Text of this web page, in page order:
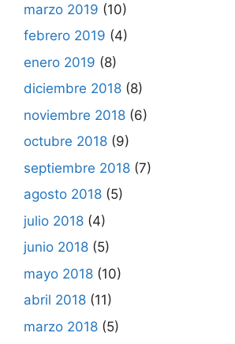
marzo 2019 (10)
febrero 2019 (4)
enero 2019 (8)
diciembre 2018 (8)
noviembre 2018 (6)
octubre 2018 (9)
septiembre 2018 (7)
agosto 2018 (5)
julio 2018 (4)
junio 2018 (5)
mayo 2018 (10)
abril 2018 (11)
marzo 2018 (5)